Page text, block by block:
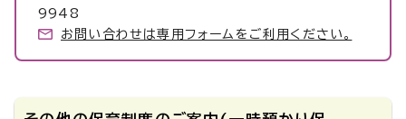
9948
お問い合わせは専用フォームをご利用ください。